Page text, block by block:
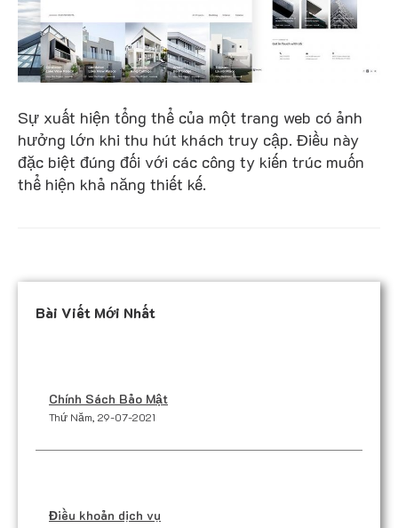
Sự xuất hiện tổng thể của một trang web có ảnh
hưởng lớn khi thu hút khách truy cập. Điều này
đặc biệt đúng đối với các công ty kiến ​​trúc muốn
thể hiện khả năng thiết kế.
Bài Viết Mới Nhất
Chính Sách Bảo Mật
Thứ Năm, 29-07-2021
Điều khoản dịch vụ